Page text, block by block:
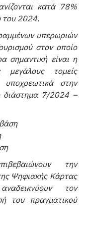
κατά 78%
του 2024.
υπερωριών
στον οποίο
σημαντική είναι η
τομείς
στην
διάστημα 7/2024 –
την
Ψηφιακής Κάρτας
αναδεικνύουν τον
του
πραγματικού